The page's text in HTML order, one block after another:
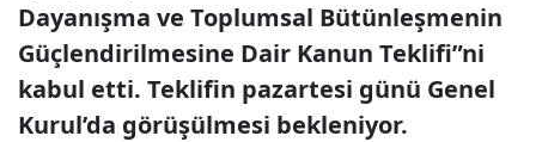
Dayanışma ve Toplumsal Bütünleşmenin
Güçlendirilmesine Dair Kanun Teklifi”ni
kabul etti. Teklifin pazartesi günü Genel
Kurul’da görüşülmesi bekleniyor.